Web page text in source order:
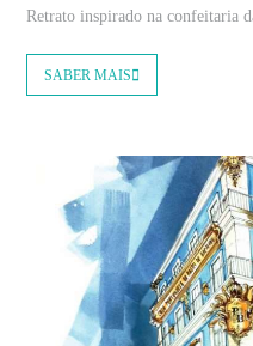
Retrato inspirado na confeitaria
SABER MAIS